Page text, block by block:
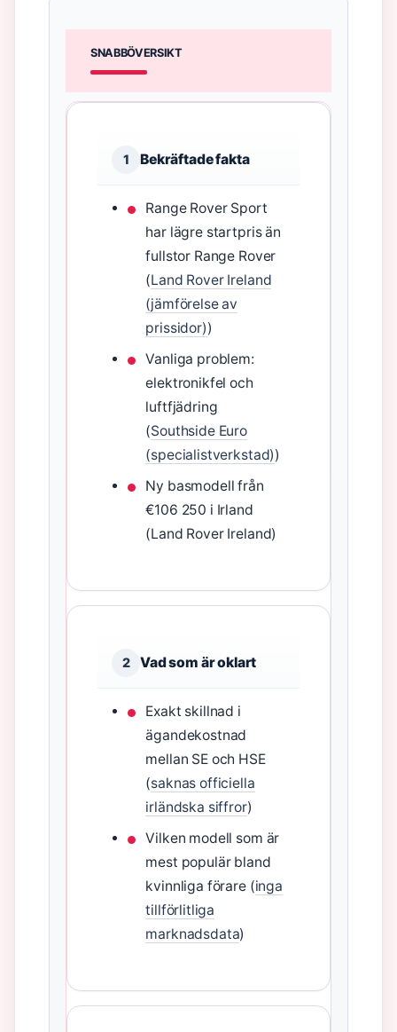
SNABBÖVERSIKT
1 Bekräftade fakta
Range Rover Sport
har lägre startpris än
fullstor Range Rover
(Land Rover Ireland
(jämförelse av
prissidor))
Vanliga problem:
elektronikfel och
luftfjädring
(Southside Euro
(specialistverkstad))
Ny basmodell från
€106 250 i Irland
(Land Rover Ireland)
2 Vad som är oklart
Exakt skillnad i
ägandekostnad
mellan SE och HSE
(saknas officiella
irländska siffror)
Vilken modell som är
mest populär bland
kvinnliga förare (inga
tillförlitliga
marknadsdata)